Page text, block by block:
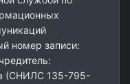
номер записи:
(СНИЛС 135-795-